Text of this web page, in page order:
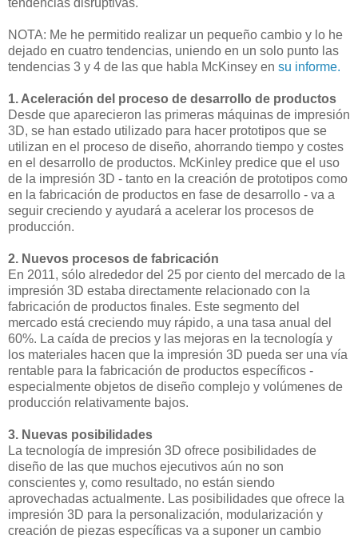
tendencias disruptivas.
NOTA: Me he permitido realizar un pequeño cambio y lo he
dejado en cuatro tendencias, uniendo en un solo punto las
tendencias 3 y 4 de las que habla McKinsey en su informe.
1. Aceleración del proceso de desarrollo de productos
Desde que aparecieron las primeras máquinas de impresión
3D, se han estado utilizado para hacer prototipos que se
utilizan en el proceso de diseño, ahorrando tiempo y costes
en el desarrollo de productos. McKinley predice que el uso
de la impresión 3D - tanto en la creación de prototipos como
en la fabricación de productos en fase de desarrollo - va a
seguir creciendo y ayudará a acelerar los procesos de
producción.
2. Nuevos procesos de fabricación
En 2011, sólo alrededor del 25 por ciento del mercado de la
impresión 3D estaba directamente relacionado con la
fabricación de productos finales. Este segmento del
mercado está creciendo muy rápido, a una tasa anual del
60%. La caída de precios y las mejoras en la tecnología y
los materiales hacen que la impresión 3D pueda ser una vía
rentable para la fabricación de productos específicos -
especialmente objetos de diseño complejo y volúmenes de
producción relativamente bajos.
3. Nuevas posibilidades
La tecnología de impresión 3D ofrece posibilidades de
diseño de las que muchos ejecutivos aún no son
conscientes y, como resultado, no están siendo
aprovechadas actualmente. Las posibilidades que ofrece la
impresión 3D para la personalización, modularización y
creación de piezas específicas va a suponer un cambio